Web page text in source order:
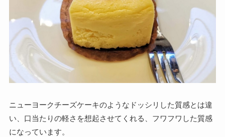
ニューヨークチーズケーキのようなドッシリした質感とは違
い、 口当たりの軽さを想起させてくれる、フワフワした質感
になってい ます。